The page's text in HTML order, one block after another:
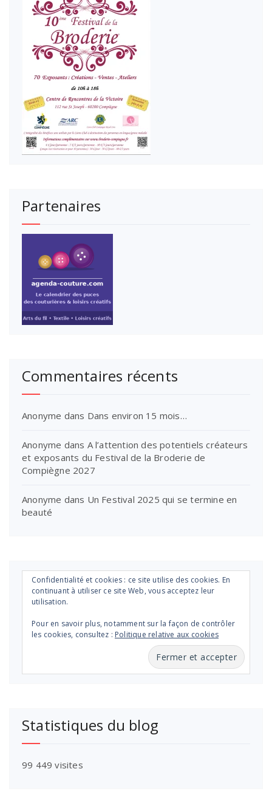
Partenaires
Commentaires récents
Anonyme dans Dans environ 15 mois…
Anonyme dans A l’attention des potentiels créateurs
et exposants du Festival de la Broderie de
Compiègne 2027
Anonyme dans Un Festival 2025 qui se termine en
beauté
Confidentialité et cookies : ce site utilise des cookies. En
continuant à utiliser ce site Web, vous acceptez leur
utilisation.
Pour en savoir plus, notamment sur la façon de contrôler
les cookies, consultez : Politique relative aux cookies
Statistiques du blog
99 449 visites